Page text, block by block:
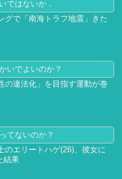
ではないか．
グで「南海トラフ地震」きた
いでよいのか？
の違法化」を目指す運動が巻
てないのか？
のエリートハゲ(26)、彼女に
結果